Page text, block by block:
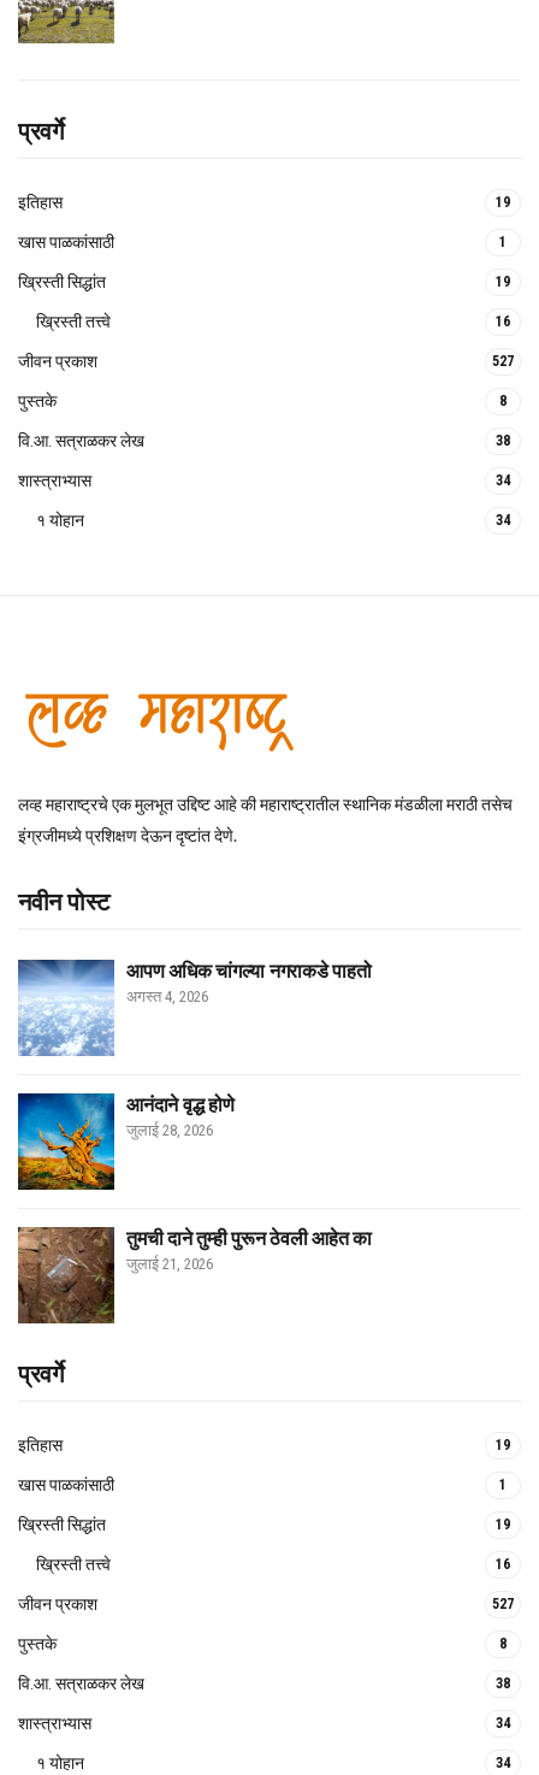
प्रवर्गे
इतिहास 19
खास पाळकांसाठी 1
ख्रिस्ती सिद्धांत 19
ख्रिस्ती तत्त्वे 16
जीवन प्रकाश 527
पुस्तके 8
वि.आ. सत्राळकर लेख 38
शास्त्राभ्यास 34
१ योहान 34
लव्ह महाराष्ट्रचे एक मुलभूत उद्दिष्ट आहे की महाराष्ट्रातील स्थानिक मंडळीला मराठी तसेच
इंग्रजीमध्ये प्रशिक्षण देऊन दृष्टांत देणे.
नवीन पोस्ट
आपण अधिक चांगल्या नगराकडे पाहतो
अगस्त 4, 2026
आनंदाने वृद्ध होणे
जुलाई 28, 2026
तुमची दाने तुम्ही पुरून ठेवली आहेत का
जुलाई 21, 2026
प्रवर्गे
इतिहास 19
खास पाळकांसाठी 1
ख्रिस्ती सिद्धांत 19
ख्रिस्ती तत्त्वे 16
जीवन प्रकाश 527
पुस्तके 8
वि.आ. सत्राळकर लेख 38
शास्त्राभ्यास 34
१ योहान 34